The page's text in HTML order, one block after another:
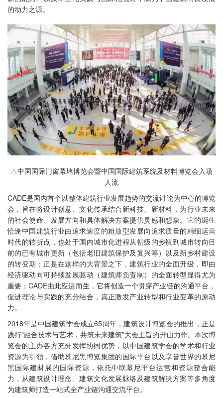
的动力之源。
△中国国际门窗幕墙博览会暨中国国际建筑系统及材料博览会入场
人流
CADE是国内首个以整体建筑行业发展趋势的交流讨论为中心的博览
会，旨在将设计创意、文化传承结合新科技、新材料，为行业未来
的社会使命、发展方向和具体解决方案提供灵感和想象。它的诞生
恰逢中国建筑行业由追求速度的粗放型发展向追求质量的精细运营
时代的转折点，也处于国内城市化进程从初级的乡镇到城市转向目
前的已有城市更新（包括老旧建筑保护及复兴等）以及新乡村建设
的转变期；正是在这样的大背景之下，建筑行业的全面升级，即由
经济驱动向可持续发展驱动（建筑师负责制）的全面转型显得尤为
重要；CADE由此应运而生，它将创造一个贯穿产业链的沟通平台，
促进理论与实践的充分结合，真正激发产业转型和行业变革的原动
力。
2018年是中国建筑学会成立65周年，建筑设计博览会的推出，正是
践行"融合技术与艺术，共筑未来建筑"大会主旨的开山力作。本次博
览会的主办各方充分发挥协同优势，以中国建筑学会的学术和行业
资源为引领，借助慕尼黑博览集团的国际平台以及享誉世界的慕尼
黑国际建材展的国际资源，依托中联慕尼平台运营和资源整合能
力，从建筑设计理念、建筑文化发展脉络及建筑解决方案等多角度
为建筑师打造一站式全产业链沟通交流平台。